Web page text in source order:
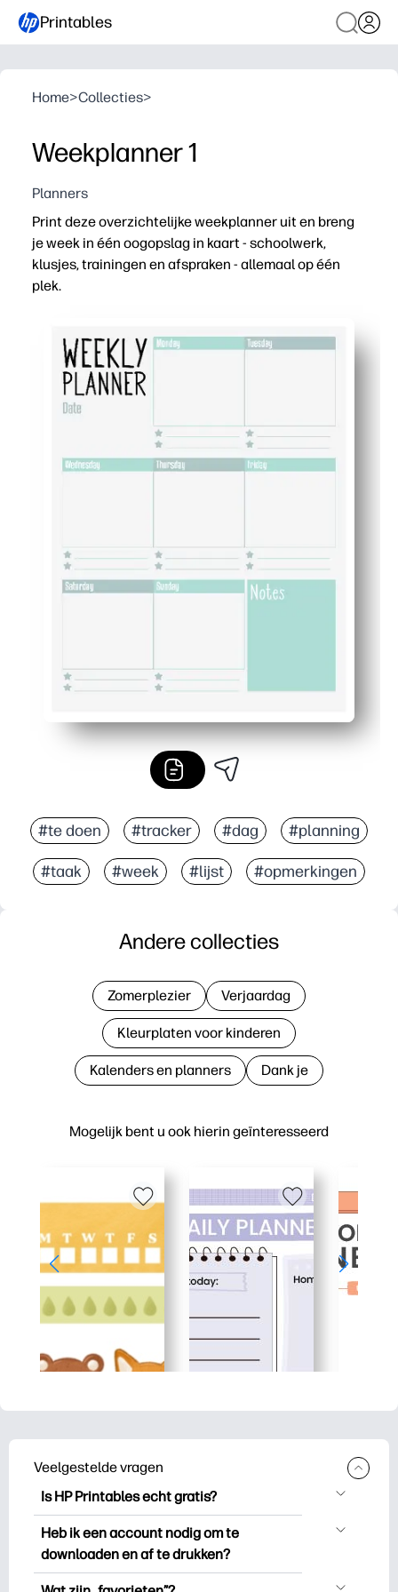
Printables
Home>Collecties>
Weekplanner 1
Planners
Print deze overzichtelijke weekplanner uit en breng
je week in één oogopslag in kaart - schoolwerk,
klusjes, trainingen en afspraken - allemaal op één
plek.
Opgeruimde indeling: dankzij de ruime vakken
Verhoogt de onafhankelijkheid - helpt kinderen om
Flexibel ontwerp: gebruik het voor huiswerk,
#te doen #tracker #dag #planning
#taak #week #lijst #opmerkingen
Mogelijk bent u ook hierin geïnteresseerd
Andere collecties
Zomerplezier Verjaardag
Kleurplaten voor kinderen
Kalenders en planners Dank je
Veelgestelde vragen
Is HP Printables echt gratis?
HP Printables biedt meer dan 2.500
gratis printables om te downloaden en
Heb ik een account nodig om te
downloaden en af te drukken?
Je kunt ontdekken en printen zonder een